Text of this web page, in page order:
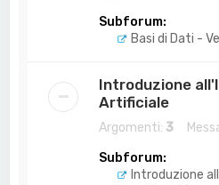
Subforum:
Basi di Dati -
Introduzione
Artificiale
Argomenti: 3
Subforum:
Introduzione